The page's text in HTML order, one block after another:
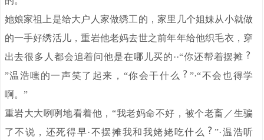
她娘家祖上是给大户人家做绣工的，家里几个姐妹从小就做
的一手好绣活儿，重岩他老妈去世之前年年给他织毛衣，穿
出去很多人都会追着问他是在哪儿买的··“你还帮着摆摊
”温浩嗤的一声笑了起来，“你会干什么
”·“不会也得学
啊。”
重岩大大咧咧地看着他，“我老妈命不好，被个老畜／生骗
了不说，还死得早·不摆摊我和我姥姥吃什么
”·温浩听